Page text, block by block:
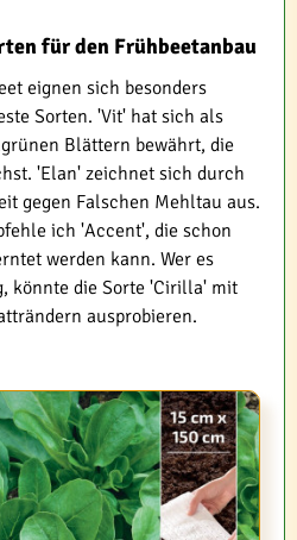
für den Frühbeetanbau
eignen sich besonders
Sorten. 'Vit' hat sich als
Blättern bewährt, die
'Elan' zeichnet sich durch
gegen Falschen Mehltau aus.
ich 'Accent', die schon
werden kann. Wer es
könnte die Sorte 'Cirilla' mit
ausprobieren.